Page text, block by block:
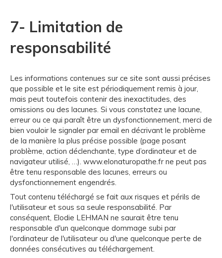
7- Limitation de
responsabilité
Les informations contenues sur ce site sont aussi précises
que possible et le site est périodiquement remis à jour,
mais peut toutefois contenir des inexactitudes, des
omissions ou des lacunes. Si vous constatez une lacune,
erreur ou ce qui paraît être un dysfonctionnement, merci de
bien vouloir le signaler par email en décrivant le problème
de la manière la plus précise possible (page posant
problème, action déclenchante, type d’ordinateur et de
navigateur utilisé, …). www.elonaturopathe.fr ne peut pas
être tenu responsable des lacunes, erreurs ou
dysfonctionnement engendrés.
Tout contenu téléchargé se fait aux risques et périls de
l'utilisateur et sous sa seule responsabilité. Par
conséquent, Elodie LEHMAN ne saurait être tenu
responsable d'un quelconque dommage subi par
l'ordinateur de l'utilisateur ou d'une quelconque perte de
données consécutives au téléchargement.